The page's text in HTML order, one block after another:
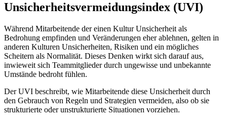
Unsicherheitsvermeidungsindex (UVI)
Während Mitarbeitende der einen Kultur Unsicherheit als
Bedrohung empfinden und Veränderungen eher ablehnen, gelten in
anderen Kulturen Unsicherheiten, Risiken und ein mögliches
Scheitern als Normalität. Dieses Denken wirkt sich darauf aus,
inwieweit sich Teammitglieder durch ungewisse und unbekannte
Umstände bedroht fühlen.
Der UVI beschreibt, wie Mitarbeitende diese Unsicherheit durch
den Gebrauch von Regeln und Strategien vermeiden, also ob sie
strukturierte oder unstrukturierte Situationen vorziehen.